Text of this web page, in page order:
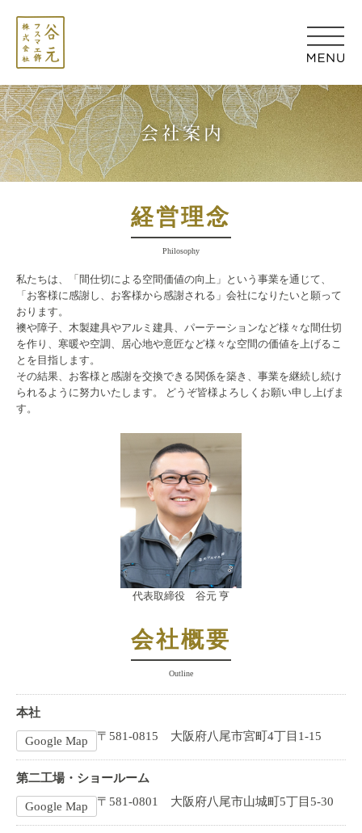
経営理念
Philosophy
私たちは、「間仕切による空間価値の向上」という事業を通じて、
「お客様に感謝し、お客様から感謝される」会社になりたいと願って
おります。
襖や障子、木製建具やアルミ建具、パーテーションなど様々な間仕切
を作り、 寒暖や空調、居心地や意匠など様々な空間の価値を上げるこ
とを目指します。
その結果、お客様と感謝を交換できる関係を築き、 事業を継続し続け
られるように努力いたします。 どうぞ皆様よろしくお願い申し上げま
す。
代表取締役 谷元 亨
会社概要
Outline
本社
〒581-0815 大阪府八尾市宮町4丁目1-15
Google Map
第二工場・ショールーム
〒581-0801 大阪府八尾市山城町5丁目5-30
Google Map